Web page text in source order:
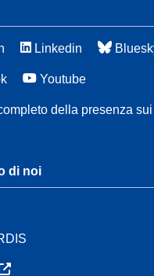
Linkedin
Youtube
della presenza
di noi